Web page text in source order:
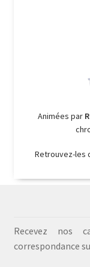
Animées par
Retrouvez-les
Recevez nos
correspondance